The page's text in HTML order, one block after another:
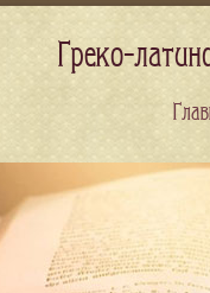
Греко-